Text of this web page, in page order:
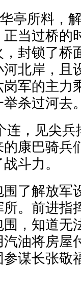
亭所料，
当过桥的
封锁了桥
北岸，且
军的主力
杀过河去
连，见尖
康巴骑兵
斗力。
了解放军
。前进指
，知道无
油将房屋
谋长张敬